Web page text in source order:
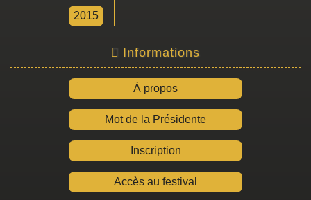
2015
Informations
À propos
Mot de la Présidente
Inscription
Accès au festival